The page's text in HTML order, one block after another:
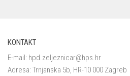
KONTAKT
E-mail: hpd.zeljeznicar@hps.hr
Adresa: Trnjanska 5b, HR-10 000 Zagreb